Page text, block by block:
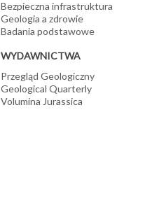
Bezpieczna infrastruktura
Geologia a zdrowie
Badania podstawowe
WYDAWNICTWA
Przegląd Geologiczny
Geological Quarterly
Volumina Jurassica